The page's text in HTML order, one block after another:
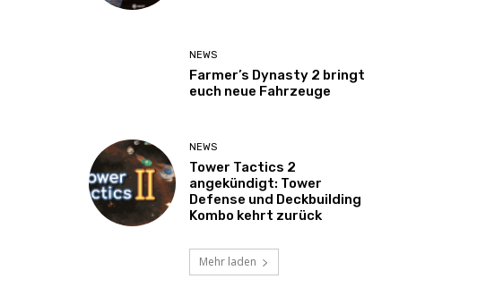
NEWS
Farmer’s Dynasty 2 bringt
euch neue Fahrzeuge
NEWS
Tower Tactics 2
angekündigt: Tower
Defense und Deckbuilding
Kombo kehrt zurück
Mehr laden